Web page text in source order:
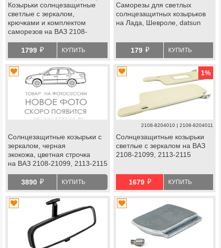
Козырьки солнцезащитные
светлые с зеркалом,
крючками и комплектом
саморезов на ВАЗ 2108-
1799 й КУПИТЬ
Саморезы для светлых
солнцезащитных козырьков
на Лада, Шевроле, datsun
179 й КУПИТЬ
Солнцезащитные козырьки с
зеркалом, черная
экокожа, цветная строчка
на ВАЗ 2108-21099, 2113-2115
3890 й КУПИТЬ
1%
2108-8204010 | 2108-8204011
Солнцезащитные козырьки
светлые с зеркалом на ВАЗ
2108-21099, 2113-2115
1679 й КУПИТЬ